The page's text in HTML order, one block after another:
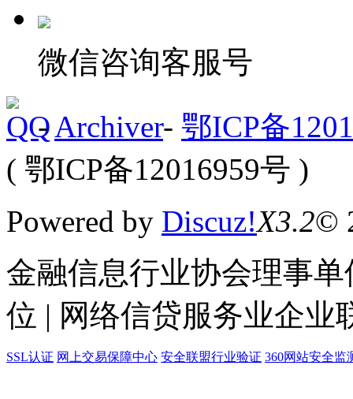
微信咨询客服号
- Archiver- 鄂ICP备
( 鄂ICP备12016959号 )
Powered by Discuz!X3.2©
金融信息行业协会理事
位 | 网络信贷服务业企业
SSL认证 网上交易保障中心 安全联盟行业验证 360网站安全监